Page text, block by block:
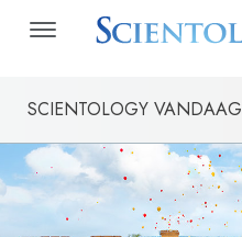
SCIENTOLOGY VANDAAG